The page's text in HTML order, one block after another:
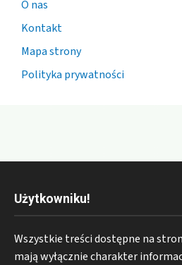
O nas
Kontakt
Mapa strony
Polityka prywatności
Użytkowniku!
Wszystkie treści dostępne na
mają wyłącznie charakter